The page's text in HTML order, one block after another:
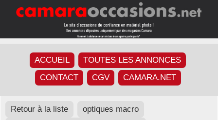
ACCUEIL
TOUTES LES ANNONCES
CONTACT
CGV CAMARA.NET
Retour à la liste
optiques macro